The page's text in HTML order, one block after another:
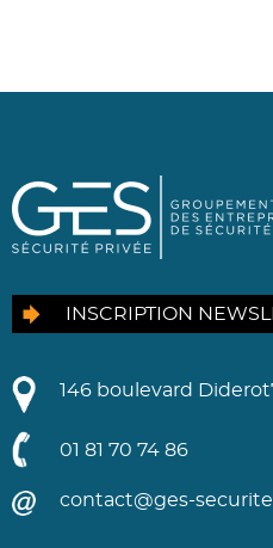
INSCRIPTION
146 boulevard Diderot
01 81 70 74 86
contact@ges-